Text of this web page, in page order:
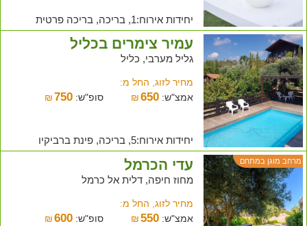
יחידות אירוח:1, בריכה, בריכה פרטית
עמיר צימרים בכליל
גליל מערבי, כליל
מחיר לזוג, החל מ:
אמצ"ש:
₪650 סופ"ש: ₪ 750
יחידות אירוח:5, בריכה, פינת ברביקיו
מרחב מוגן במתחם עדי הכרמל
מחוז חיפה, דלית אל כרמל
מחיר לזוג, החל מ:
אמצ"ש:
₪550 סופ"ש: ₪ 600